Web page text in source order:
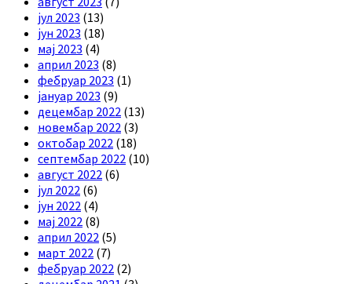
јул 2023 (13)
јун 2023 (18)
мај 2023 (4)
април 2023 (8)
фебруар 2023 (1)
јануар 2023 (9)
децембар 2022 (13)
новембар 2022 (3)
октобар 2022 (18)
септембар 2022 (10)
август 2022 (6)
јул 2022 (6)
јун 2022 (4)
мај 2022 (8)
април 2022 (5)
март 2022 (7)
фебруар 2022 (2)